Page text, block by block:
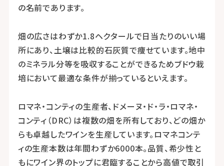
の名前であります。
畑の広さはわずか1.8ヘクタールで日当たりのいい場
所にあり、土壌は比較的石灰質で痩せています。地中
のミネラル分等を吸収することができるためブドウ栽
培において最適な条件が揃っているといえます。
ロマネ・コンティの生産者、ドメーヌ・ド・ラ・ロマネ・
コンティ（DRC）は複数の畑を所有しており、どの畑か
らも卓越したワインを生産しています。ロマネコンテ
ィの生産本数は年間わずか6000本。品質、希少性と
もにワイン界のトップに君臨することから高値で取引